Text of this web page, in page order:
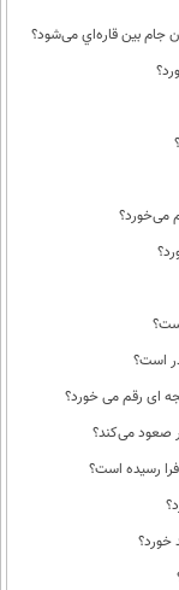
جام بین قاره‌اي می‌شود؟
می‌خورد؟
است؟
ای رقم می خورد؟
صعود می‌کند؟
رسیده است؟
خورد؟